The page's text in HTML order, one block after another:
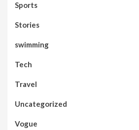
Sports
Stories
swimming
Tech
Travel
Uncategorized
Vogue